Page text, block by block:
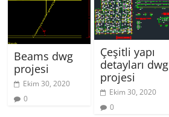
Beams dwg
projesi
Ekim 30, 2020
0
Çeşitli yapı
detayları dwg
projesi
Ekim 30, 2020
0